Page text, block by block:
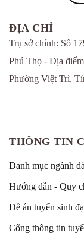
ĐỊA CHỈ
Trụ sở chính: Số
Phú Thọ - Địa
Phường Việt Trì,
THÔNG TIN
Danh mục ngành
Hướng dẫn - Quy
Đề án tuyển sinh
Cổng thông tin